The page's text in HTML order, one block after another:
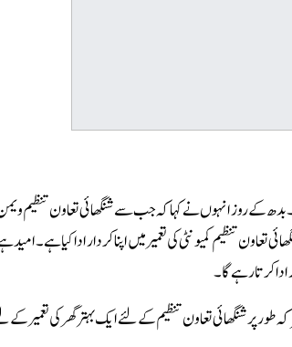
کے روز انہوں نے کہا کہ جب سے شنگھائی تعاون تنظیم
تنظیم کمیونٹی کی تعمیر میں اپنا کردار ادا کیا ہے۔ امید
کرتا رہے گا۔
پر شنگھائی تعاون تنظیم کے لئے ایک بہتر گھر کی تعمیر کے